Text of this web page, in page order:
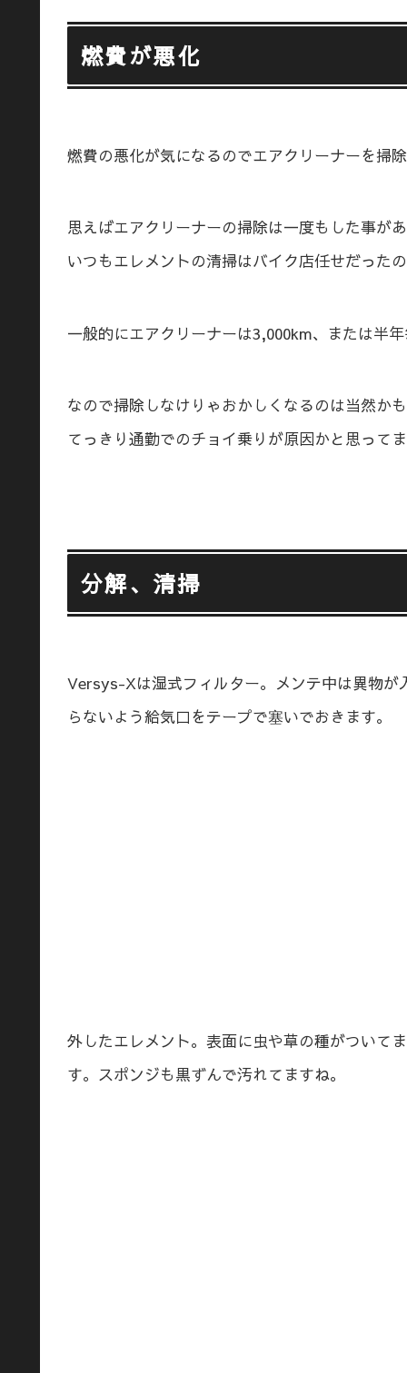
燃費が悪化
燃費の悪化が気になるのでエアクリーナーを掃
思えばエアクリーナーの掃除は一度もした事が
いつもエレメントの清掃はバイク店任せだっ
一般的にエアクリーナーは3,000km、または半
なので掃除しなけりゃおかしくなるのは当然か
てっきり通勤でのチョイ乗りが原因かと思って
分解、清掃
Versys-Xは湿式フィルター。メンテ中は異物が
らないよう給気口をテープで塞いでおきます。
外したエレメント。表面に虫や草の種がついてま
す。スポンジも黒ずんで汚れてますね。